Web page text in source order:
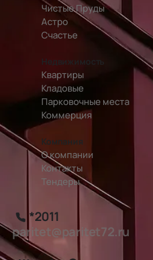
Чистые Пруды
Астро
Счастье
Недвижимость
Квартиры
Кладовые
Парковочные места
Коммерция
Компания
О компании
Контакты
Тендеры
*2011
paritet@paritet72.ru